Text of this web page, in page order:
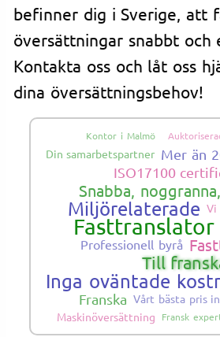
befinner dig i Sverige, att
översättningar snabbt och
Kontakta oss och låt oss
dina översättningsbehov!
Kontor i Malmö
Din samarbetspartner Mer än
ISO17100
Snabba,
Miljörelaterade Vi
Fasttranslator
Professionell byrå
Till
Inga oväntade
Franska Vårt bästa pris
Maskinöversättning
Fransk